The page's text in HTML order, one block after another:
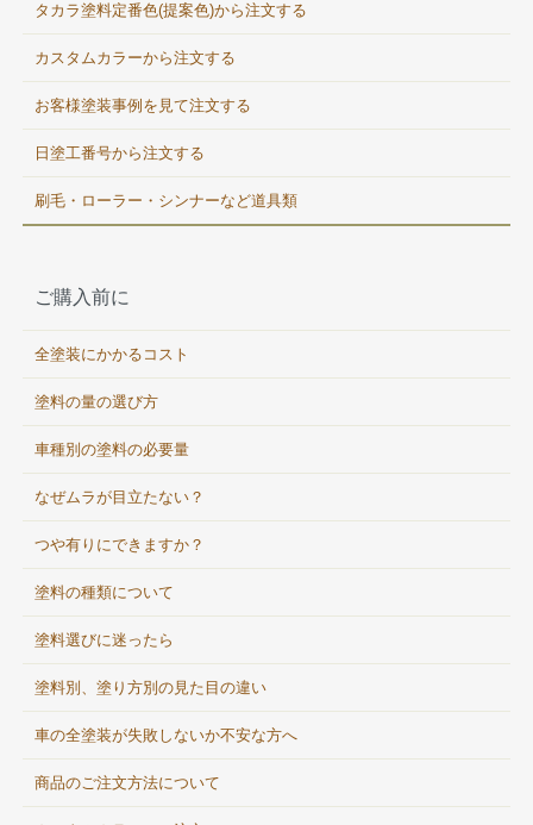
タカラ塗料定番色(提案色)から注文する
カスタムカラーから注文する
お客様塗装事例を見て注文する
日塗工番号から注文する
刷毛・ローラー・シンナーなど道具類
ご購入前に
全塗装にかかるコスト
塗料の量の選び方
車種別の塗料の必要量
なぜムラが目立たない？
つや有りにできますか？
塗料の種類について
塗料選びに迷ったら
塗料別、塗り方別の見た目の違い
車の全塗装が失敗しないか不安な方へ
商品のご注文方法について